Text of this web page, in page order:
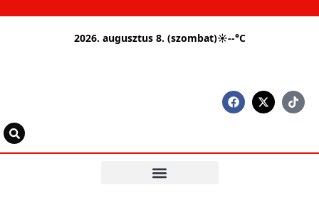
2026. augusztus 8. (szombat)☀--°C